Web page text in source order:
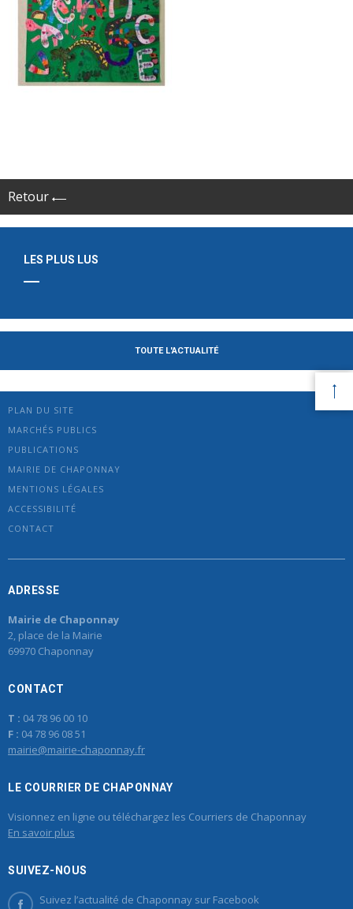
Retour
LES PLUS LUS
TOUTE L'ACTUALITÉ
PLAN DU SITE
MARCHÉS PUBLICS
PUBLICATIONS
MAIRIE DE CHAPONNAY
MENTIONS LÉGALES
ACCESSIBILITÉ
CONTACT
ADRESSE
Mairie de Chaponnay
2, place de la Mairie
69970 Chaponnay
CONTACT
T : 04 78 96 00 10
F : 04 78 96 08 51
mairie@mairie-chaponnay.fr
LE COURRIER DE CHAPONNAY
Visionnez en ligne ou téléchargez les Courriers de Chaponnay
En savoir plus
SUIVEZ-NOUS
Suivez l’actualité de Chaponnay sur Facebook